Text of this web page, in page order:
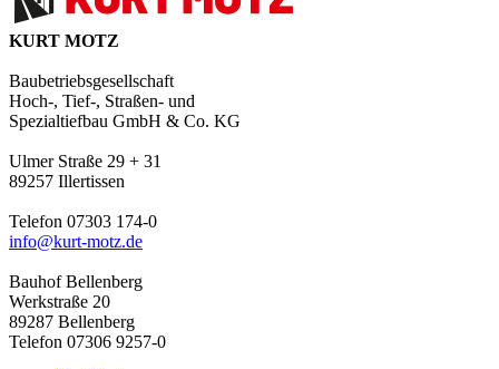
KURT MOTZ
Baubetriebsgesellschaft
Hoch-, Tief-, Straßen- und
Spezialtiefbau GmbH & Co. KG
Ulmer Straße 29 + 31
89257 Illertissen
Telefon 07303 174-0
info@kurt-motz.de
Bauhof Bellenberg
Werkstraße 20
89287 Bellenberg
Telefon 07306 9257-0